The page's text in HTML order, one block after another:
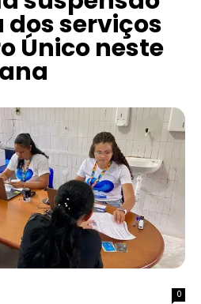
serviços
Único neste
0